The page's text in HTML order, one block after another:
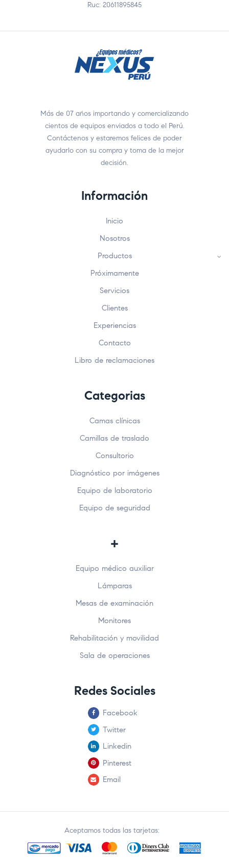
Ruc: 20611895845
Más de 07 años importando y comercializando
cientos de equipos enviados a todo el Perú.
Contáctenos y estaremos felices de poder
ayudarlo con su compra y toma de la mejor
decisión.
Información
Inicio
Nosotros
Productos
Próximamente
Servicios
Clientes
Experiencias
Contacto
Libro de reclamaciones
Categorias
Camas clínicas
Camillas de traslado
Consultorio
Diagnóstico por imágenes
Equipo de laboratorio
Equipo de seguridad
+
Equipo médico auxiliar
Lámparas
Mesas de examinación
Monitores
Rehabilitación y movilidad
Sala de operaciones
Redes Sociales
Facebook
Twitter
Linkedin
Pinterest
Email
Aceptamos todas las tarjetas: